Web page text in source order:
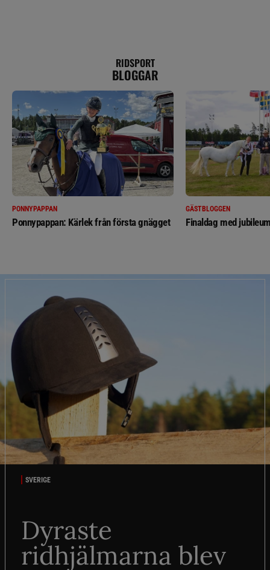
RIDSPORT
BLOGGAR
PONNYPAPPAN
Ponnypappan: Kärlek från första gnägget
GÄSTBLOGGEN
Finaldag med
SVERIGE
Dyraste
ridhjälmarna blev